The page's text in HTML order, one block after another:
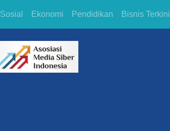
Sosial Ekonomi Pendidikan Bisnis Terkini